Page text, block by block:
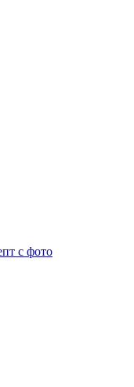
с фото